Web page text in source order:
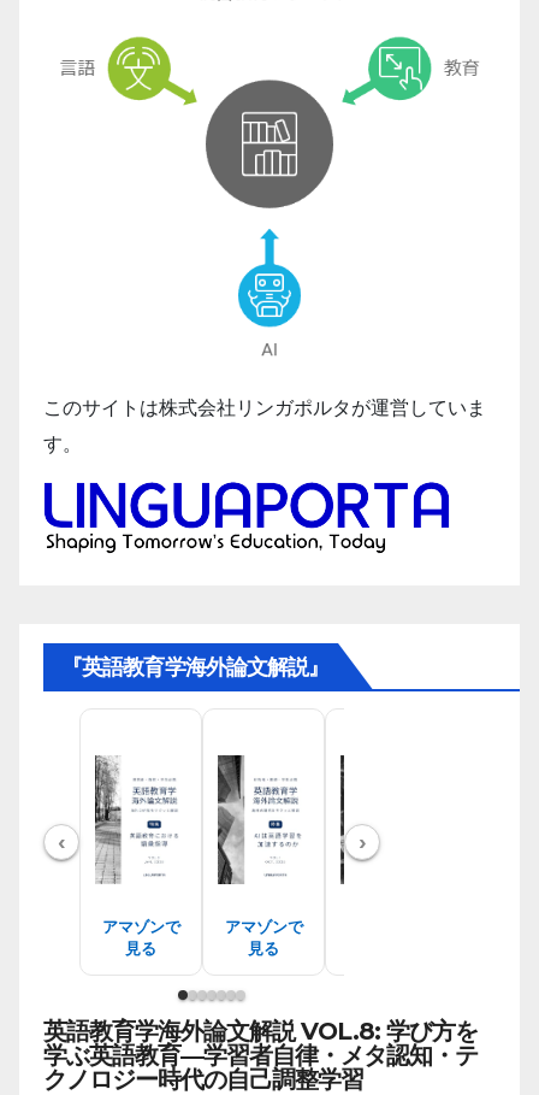
このサイトは株式会社リンガポルタが運営していま
す。
『英語教育学海外論文解説』
‹
アマゾンで
見る
アマゾンで
見る
›
英語教育学海外論文解説 VOL.8: 学び方を
学ぶ英語教育―学習者自律・メタ認知・テ
クノロジー時代の自己調整学習